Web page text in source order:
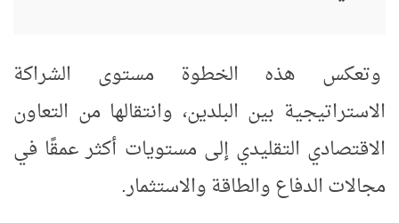
وتعكس هذه الخطوة مستوى الشراكة
الاستراتيجية بين البلدين، وانتقالها من التعاون
الاقتصادي التقليدي إلى مستويات أكثر عمقًا في
مجالات الدفاع والطاقة والاستثمار.